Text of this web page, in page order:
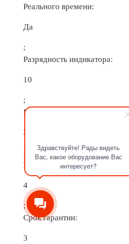
Здравствуйте! Рады видеть
Вас, какое оборудование Вас
интересует?
Реального времени:
Да
;
Разрядность индикатора:
10
;
Максимальная частота
20 Гвыб./с (2 канала), 10
;
Количество каналов:
4
;
Срок гарантии:
3